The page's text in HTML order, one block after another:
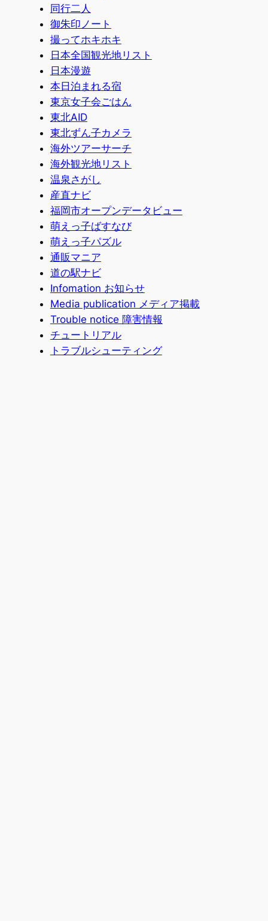
同行二人
御朱印ノート
撮ってホキホキ
日本全国観光地リスト
日本漫遊
本日泊まれる宿
東京女子会ごはん
東北AID
東北ずん子カメラ
海外ツアーサーチ
海外観光地リスト
温泉さがし
産直ナビ
福岡市オープンデータビュー
萌えっ子ばすなび
萌えっ子パズル
通販マニア
道の駅ナビ
Infomation お知らせ
Media publication メディア掲載
Trouble notice 障害情報
チュートリアル
トラブルシューティング